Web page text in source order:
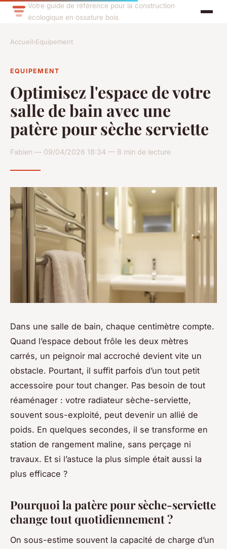
Votre guide de référence pour la construction
écologique en ossature bois
Accueil›Equipement
EQUIPEMENT
Optimisez l'espace de votre
salle de bain avec une
patère pour sèche serviette
Fabien — 09/04/2026 18:34 — 8 min de lecture
Dans une salle de bain, chaque centimètre compte.
Quand l’espace debout frôle les deux mètres
carrés, un peignoir mal accroché devient vite un
obstacle. Pourtant, il suffit parfois d’un tout petit
accessoire pour tout changer. Pas besoin de tout
réaménager : votre radiateur sèche-serviette,
souvent sous-exploité, peut devenir un allié de
poids. En quelques secondes, il se transforme en
station de rangement maline, sans perçage ni
travaux. Et si l’astuce la plus simple était aussi la
plus efficace ?
Pourquoi la patère pour sèche-serviette
change tout quotidiennement ?
On sous-estime souvent la capacité de charge d’un